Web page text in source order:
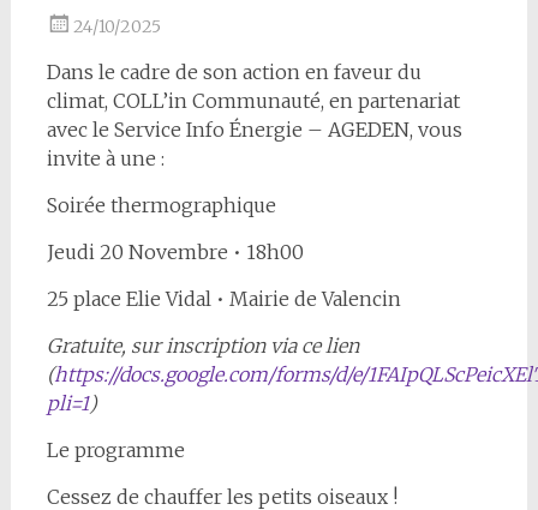
24/10/2025
Dans le cadre de son action en faveur du
climat, COLL’in Communauté, en partenariat
avec le Service Info Énergie – AGEDEN, vous
invite à une :
Soirée thermographique
Jeudi 20 Novembre • 18h00
25 place Elie Vidal • Mairie de Valencin
Gratuite, sur inscription via ce lien
(https://docs.google.com/forms/d/e/
pli=1)
Le programme
Cessez de chauffer les petits oiseaux !